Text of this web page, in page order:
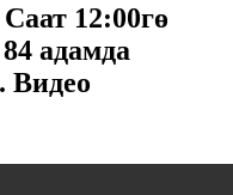
12:00гө
адамда
Видео